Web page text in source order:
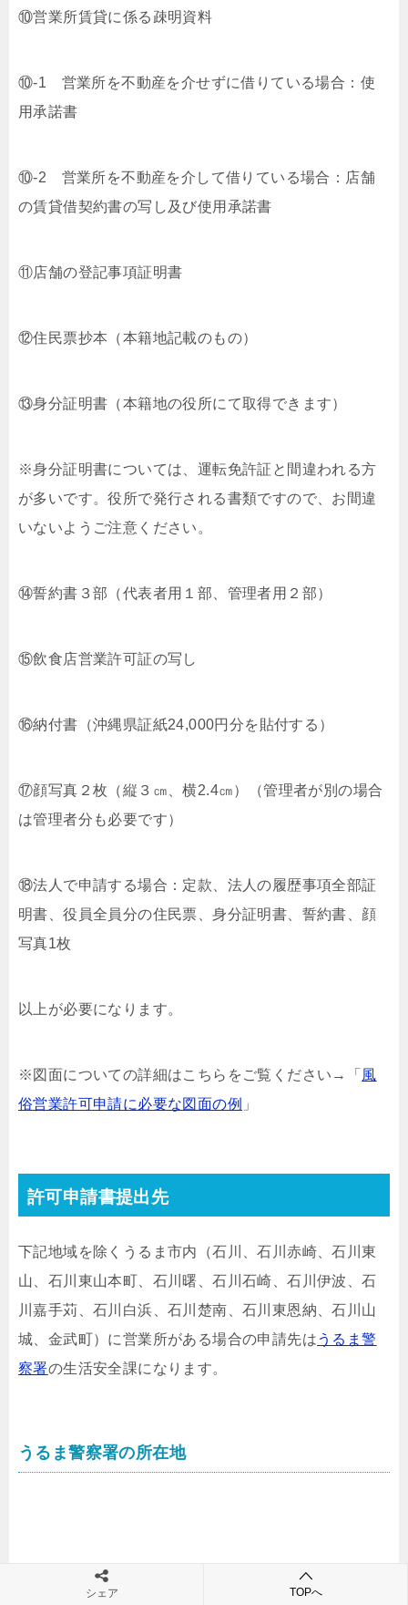
⑩営業所賃貸に係る疎明資料
⑩-1 営業所を不動産を介せずに借りている場合：使
用承諾書
⑩-2 営業所を不動産を介して借りている場合：店舗
の賃貸借契約書の写し及び使用承諾書
⑪店舗の登記事項証明書
⑫住民票抄本（本籍地記載のもの）
⑬身分証明書（本籍地の役所にて取得できます）
※身分証明書については、運転免許証と間違われる方
が多いです。役所で発行される書類ですので、お間違
いないようご注意ください。
⑭誓約書３部（代表者用１部、管理者用２部）
⑮飲食店営業許可証の写し
⑯納付書（沖縄県証紙24,000円分を貼付する）
⑰顔写真２枚（縦３㎝、横2.4㎝）（管理者が別の場合
は管理者分も必要です）
⑱法人で申請する場合：定款、法人の履歴事項全部証
明書、役員全員分の住民票、身分証明書、誓約書、顔
写真1枚
以上が必要になります。
※図面についての詳細はこちらをご覧ください→「 風
俗営業許可申請に必要な図面の例 」
許可申請書提出先
下記地域を除くうるま市内（石川、石川赤崎、石川東
山、石川東山本町、石川曙、石川石崎、石川伊波、石
川嘉手苅、石川白浜、石川楚南、石川東恩納、石川山
城、金武町）に営業所がある場合の申請先は うるま警
察署の生活安全課になります。
うるま警察署の所在地
シェア TOPへ